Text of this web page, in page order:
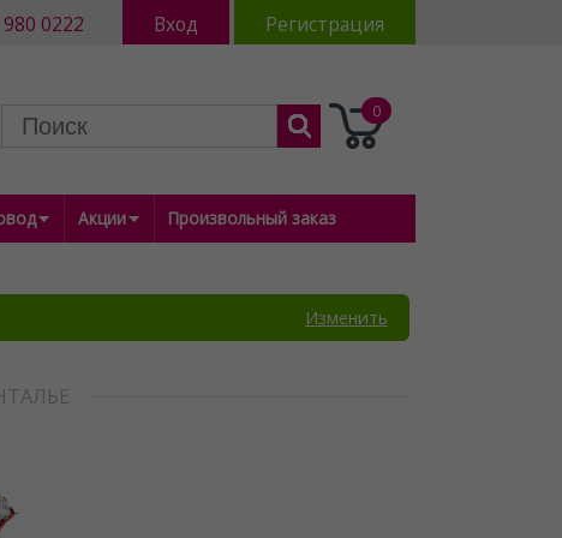
0222 Вход Регистрация
0
Акции Произвольный заказ
Изменить